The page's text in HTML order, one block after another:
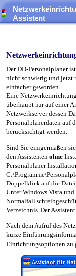
Assistent
Der DD-Personalplaner
nicht schwierig und jetzt
einfacher geworden.
Eine
überhaupt nur auf einer
Netzwerkserver dessen
Personalplanerdaten auf
berücksichtigt werden.
Sind Sie einigermaßen
den Assistentenohne
Personalplaner
Doppelklick auf die
Unter Windows Vista
Normalfall
Verzeichnis. Der
Nach dem Aufruf des
kurze
Einrichtungsoptionen zu